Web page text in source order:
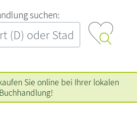
‍s‍u‍c‍h‍e‍n‍:‍
Sie online bei Ihrer lokalen
Buchhandlung!